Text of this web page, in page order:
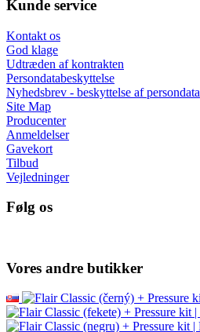
Kunde service
Kontakt os
God klage
Udtræden af kontrakten
Persondatabeskyttelse
Nyhedsbrev - beskyttelse af persondata
Site Map
Producenter
Anmeldelser
Gavekort
Tilbud
Vejledninger
Følg os
Vores andre butikker